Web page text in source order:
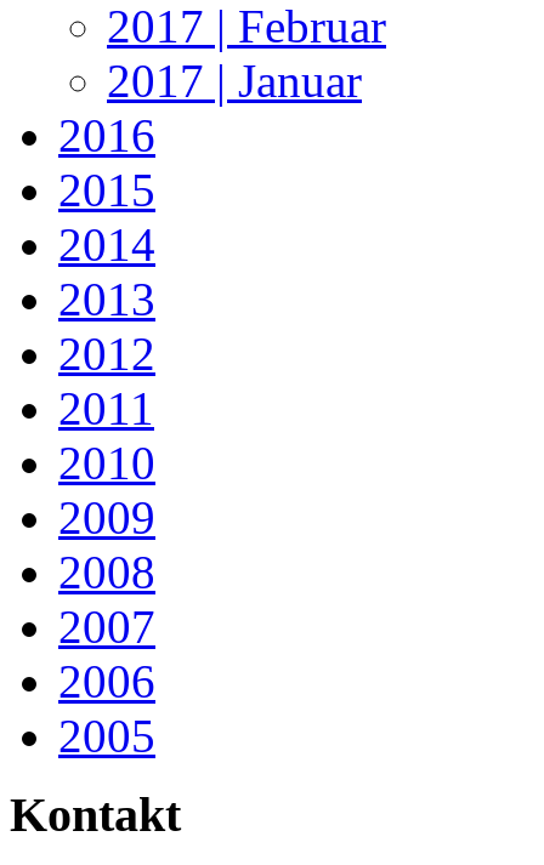
2017 | Februar
2017 | Januar
2016
2015
2014
2013
2012
2011
2010
2009
2008
2007
2006
2005
Kontakt